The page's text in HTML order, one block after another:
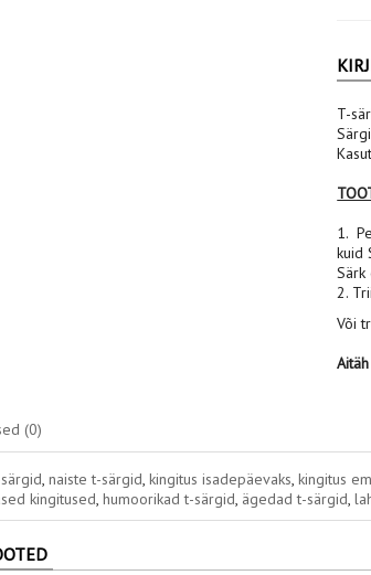
T-
1.
kuid
Särk
2.
Või
(0)
, naiste t-särgid, kingitus isadepäevaks, kingitus
kingitused, humoorikad t-särgid, ägedad t-särgid,